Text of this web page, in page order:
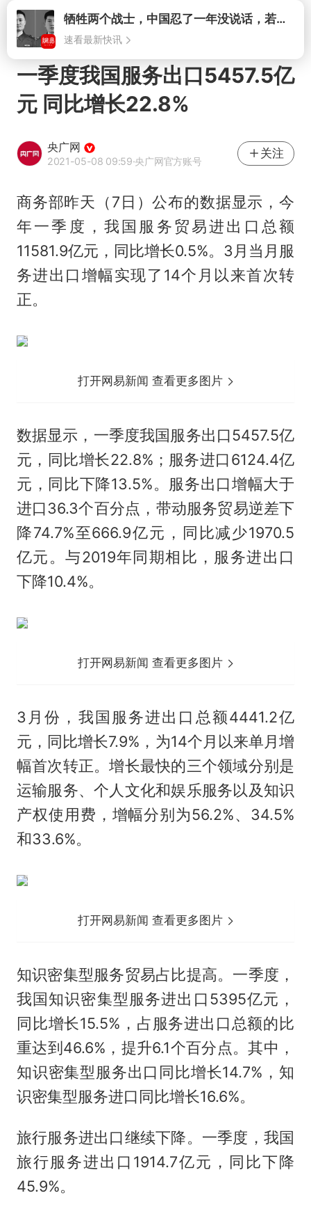
打开
一季度我国服务出口5457.5亿
元 同比增长22.8%
央广网
2021-05-08 09:59·央广网官方账号
关注
商务部昨天（7日）公布的数据显示，今
年一季度，我国服务贸易进出口总额
11581.9亿元，同比增长0.5%。3月当月服
务进出口增幅实现了14个月以来首次转
正。
打开网易新闻 查看更多图片
数据显示，一季度我国服务出口5457.5亿
元，同比增长22.8%；服务进口6124.4亿
元，同比下降13.5%。服务出口增幅大于
进口36.3个百分点，带动服务贸易逆差下
降74.7%至666.9亿元，同比减少1970.5
亿元。与2019年同期相比，服务进出口
下降10.4%。
打开网易新闻 查看更多图片
3月份，我国服务进出口总额4441.2亿
元，同比增长7.9%，为14个月以来单月增
幅首次转正。增长最快的三个领域分别是
运输服务、个人文化和娱乐服务以及知识
产权使用费，增幅分别为56.2%、34.5%
和33.6%。
打开网易新闻 查看更多图片
知识密集型服务贸易占比提高。一季度，
我国知识密集型服务进出口5395亿元，
同比增长15.5%，占服务进出口总额的比
重达到46.6%，提升6.1个百分点。其中，
知识密集型服务出口同比增长14.7%，知
识密集型服务进口同比增长16.6%。
旅行服务进出口继续下降。一季度，我国
旅行服务进出口1914.7亿元，同比下降
45.9%。